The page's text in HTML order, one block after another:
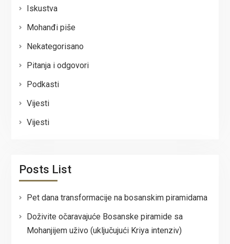
Iskustva
Mohanđi piše
Nekategorisano
Pitanja i odgovori
Podkasti
Vijesti
Vijesti
Posts List
Pet dana transformacije na bosanskim piramidama
Doživite očaravajuće Bosanske piramide sa
Mohanjijem uživo (uključujući Kriya intenziv)